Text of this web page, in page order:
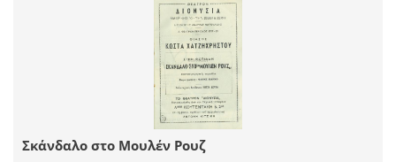
Σκάνδαλο στο Μουλέν Ρουζ